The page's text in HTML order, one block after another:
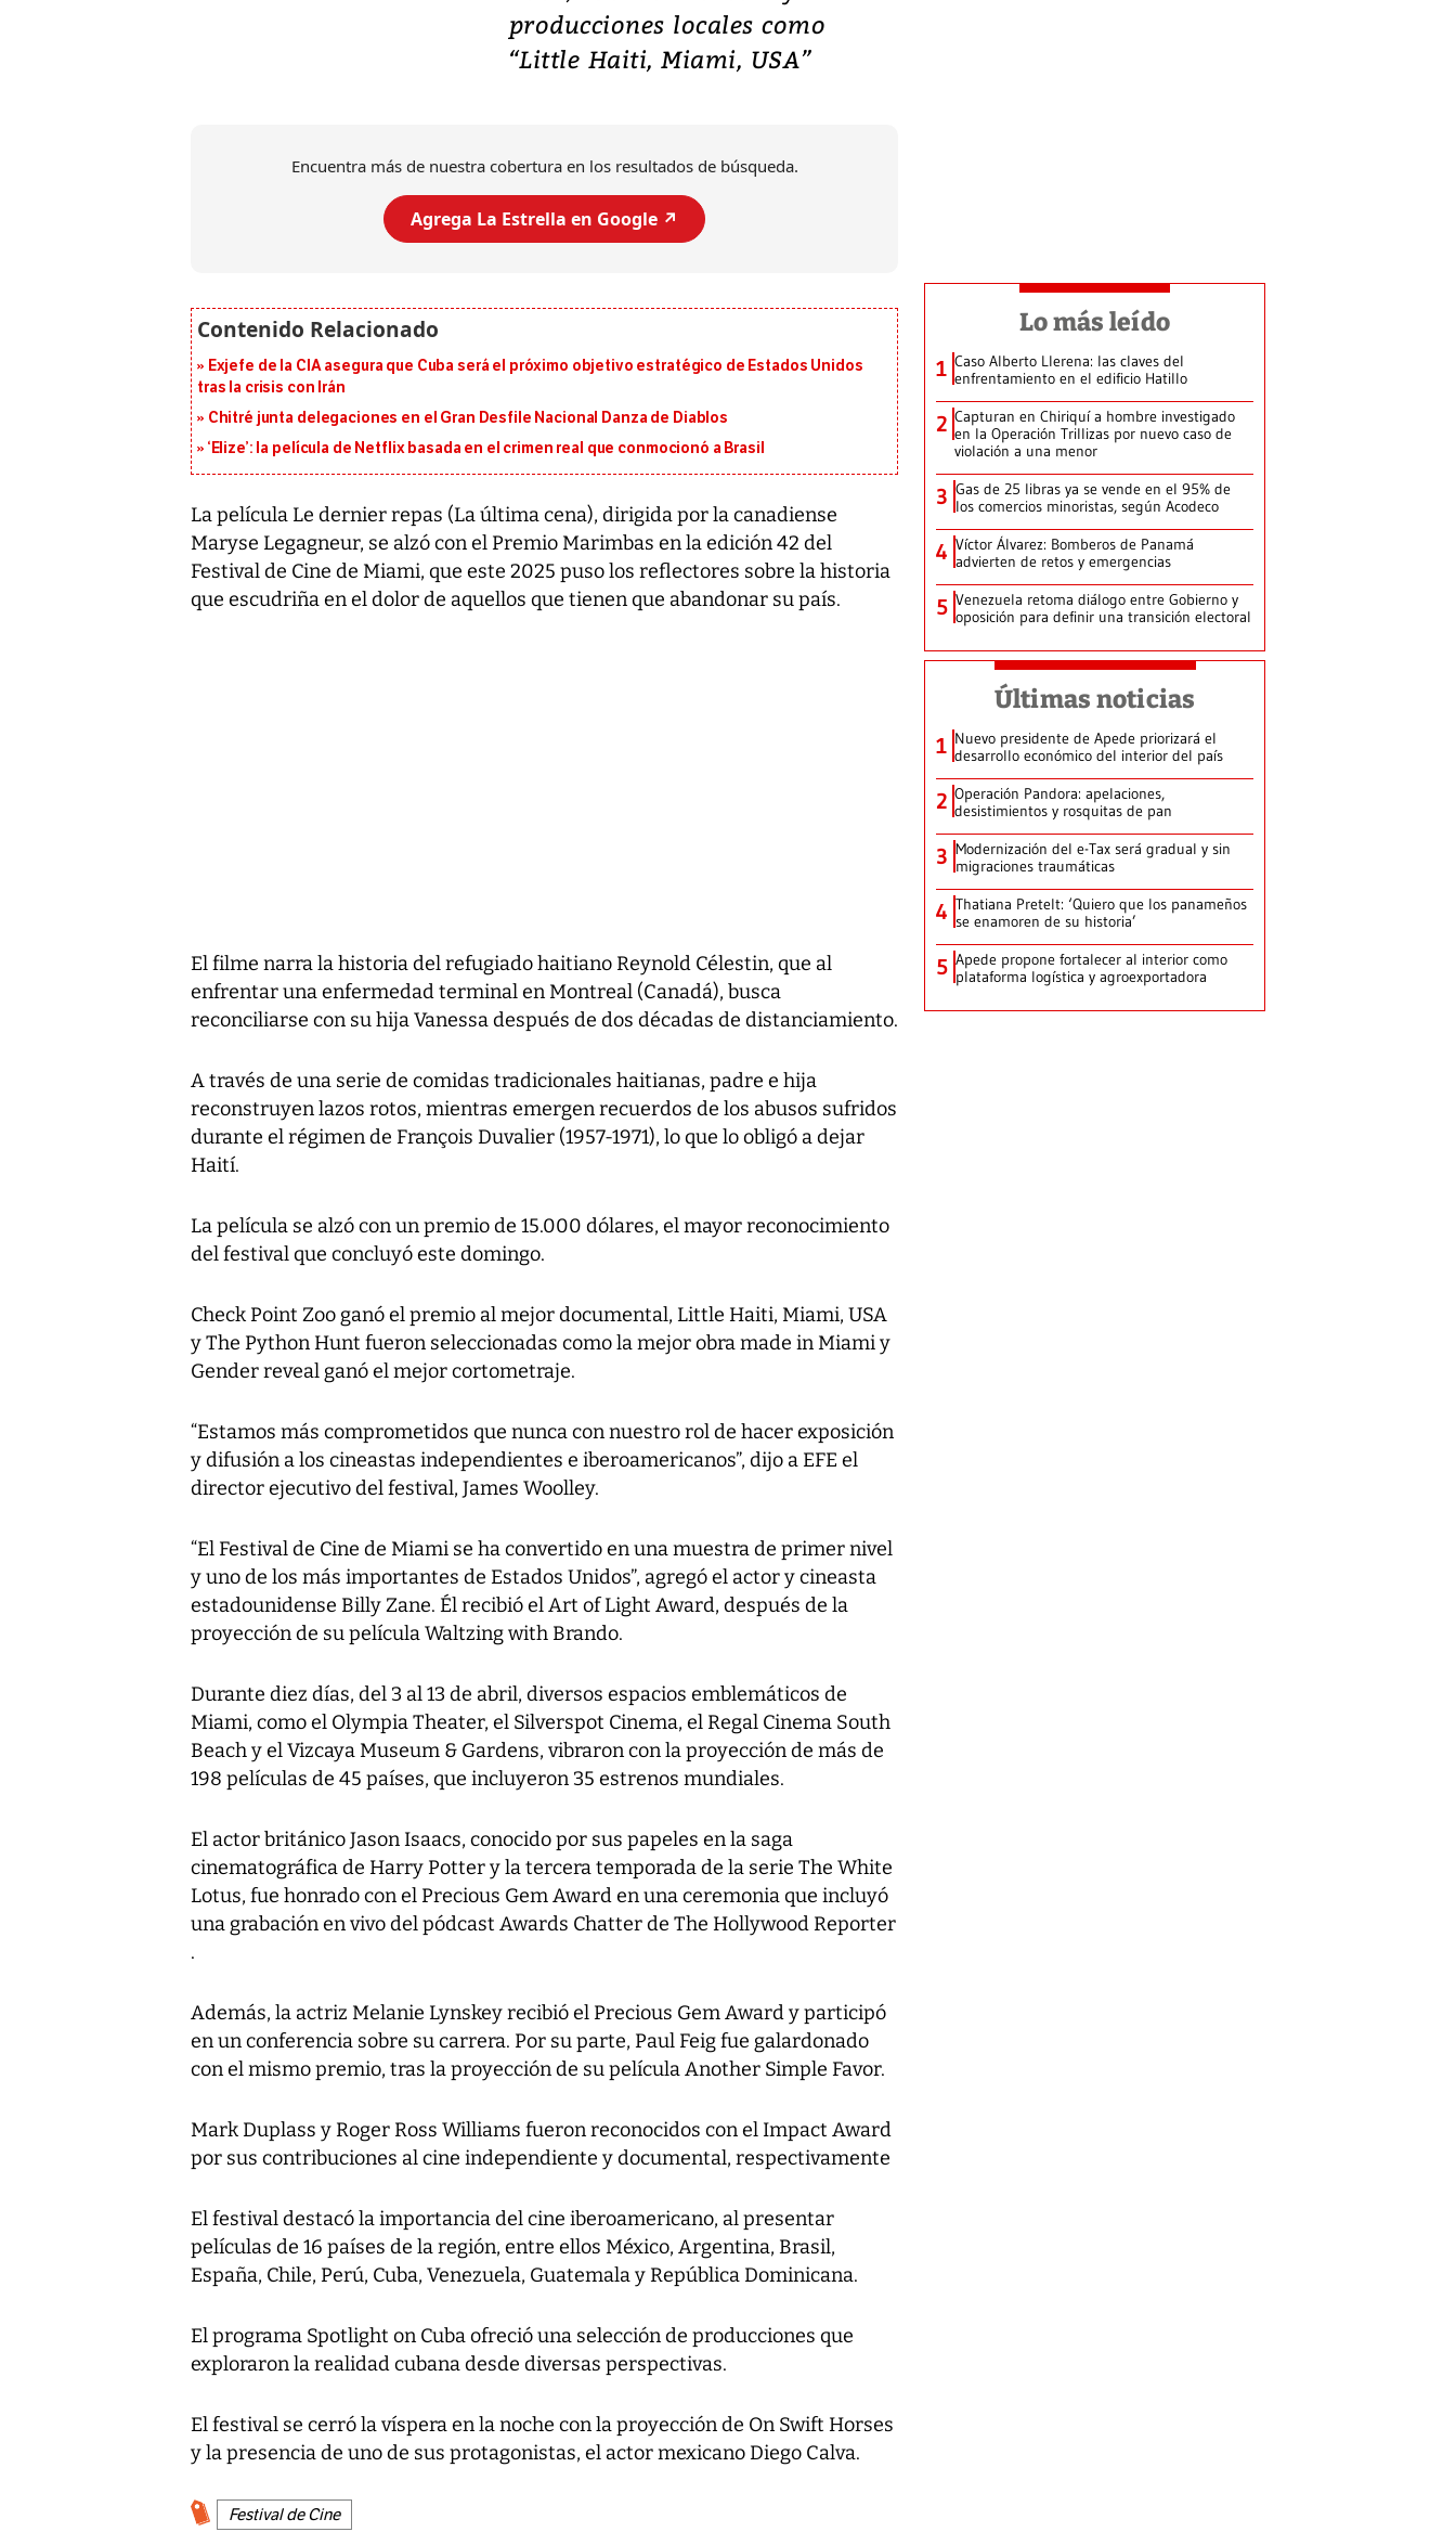
producciones locales como
“Little Haiti, Miami, USA”
Encuentra más de nuestra cobertura en los resultados de búsqueda.
Agrega La Estrella en Google ↗️
Exjefe de la CIA asegura que Cuba será el próximo objetivo estratégico de Estados Unidos
tras la crisis con Irán
Chitré junta delegaciones en el Gran Desfile Nacional Danza de Diablos
‘Elize’: la película de Netflix basada en el crimen real que conmocionó a Brasil
La película Le dernier repas (La última cena), dirigida por la canadiense
Maryse Legagneur, se alzó con el Premio Marimbas en la edición 42 del
Festival de Cine de Miami, que este 2025 puso los reflectores sobre la historia
que escudriña en el dolor de aquellos que tienen que abandonar su país.
El filme narra la historia del refugiado haitiano Reynold Célestin, que al
enfrentar una enfermedad terminal en Montreal (Canadá), busca
reconciliarse con su hija Vanessa después de dos décadas de distanciamiento.
A través de una serie de comidas tradicionales haitianas, padre e hija
reconstruyen lazos rotos, mientras emergen recuerdos de los abusos sufridos
durante el régimen de François Duvalier (1957-1971), lo que lo obligó a dejar
Haití.
La película se alzó con un premio de 15.000 dólares, el mayor reconocimiento
del festival que concluyó este domingo.
Check Point Zoo ganó el premio al mejor documental, Little Haiti, Miami, USA
y The Python Hunt fueron seleccionadas como la mejor obra made in Miami y
Gender reveal ganó el mejor cortometraje.
“Estamos más comprometidos que nunca con nuestro rol de hacer exposición
y difusión a los cineastas independientes e iberoamericanos”, dijo a EFE el
director ejecutivo del festival, James Woolley.
“El Festival de Cine de Miami se ha convertido en una muestra de primer nivel
y uno de los más importantes de Estados Unidos”, agregó el actor y cineasta
estadounidense Billy Zane. Él recibió el Art of Light Award, después de la
proyección de su película Waltzing with Brando.
Durante diez días, del 3 al 13 de abril, diversos espacios emblemáticos de
Miami, como el Olympia Theater, el Silverspot Cinema, el Regal Cinema South
Beach y el Vizcaya Museum & Gardens, vibraron con la proyección de más de
198 películas de 45 países, que incluyeron 35 estrenos mundiales.
El actor británico Jason Isaacs, conocido por sus papeles en la saga
cinematográfica de Harry Potter y la tercera temporada de la serie The White
Lotus, fue honrado con el Precious Gem Award en una ceremonia que incluyó
una grabación en vivo del pódcast Awards Chatter de The Hollywood Reporter
.
Además, la actriz Melanie Lynskey recibió el Precious Gem Award y participó
en un conferencia sobre su carrera. Por su parte, Paul Feig fue galardonado
con el mismo premio, tras la proyección de su película Another Simple Favor.
Mark Duplass y Roger Ross Williams fueron reconocidos con el Impact Award
por sus contribuciones al cine independiente y documental, respectivamente
El festival destacó la importancia del cine iberoamericano, al presentar
películas de 16 países de la región, entre ellos México, Argentina, Brasil,
España, Chile, Perú, Cuba, Venezuela, Guatemala y República Dominicana.
El programa Spotlight on Cuba ofreció una selección de producciones que
exploraron la realidad cubana desde diversas perspectivas.
El festival se cerró la víspera en la noche con la proyección de On Swift Horses
y la presencia de uno de sus protagonistas, el actor mexicano Diego Calva.
Festival de Cine
Lo más leído
1 Caso Alberto Llerena: las claves del
enfrentamiento en el edificio Hatillo
2 Capturan en Chiriquí a hombre investigado
en la Operación Trillizas por nuevo caso de
violación a una menor
3 Gas de 25 libras ya se vende en el 95% de
los comercios minoristas, según Acodeco
4 Víctor Álvarez: Bomberos de Panamá
advierten de retos y emergencias
5 Venezuela retoma diálogo entre Gobierno y
oposición para definir una transición electoral
Últimas noticias
1 Nuevo presidente de Apede priorizará el
desarrollo económico del interior del país
2 Operación Pandora: apelaciones,
desistimientos y rosquitas de pan
3 Modernización del e-Tax será gradual y sin
migraciones traumáticas
4 Thatiana Pretelt: ‘Quiero que los panameños
se enamoren de su historia’
5 Apede propone fortalecer al interior como
plataforma logística y agroexportadora